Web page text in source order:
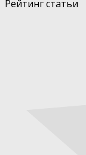
Рейтинг статьи